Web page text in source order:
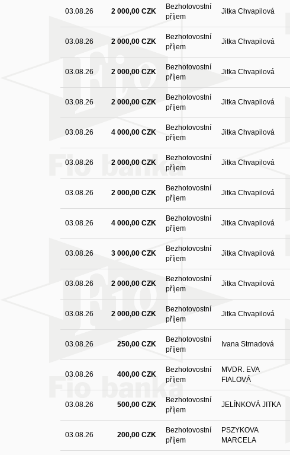
03.08.26 2 000,00 CZK
Bezhotovostní
příjem
Jitka Chvapilová
03.08.26 2 000,00 CZK
Bezhotovostní
příjem
Jitka Chvapilová
03.08.26 2 000,00 CZK
Bezhotovostní
příjem
Jitka Chvapilová
03.08.26 2 000,00 CZK
Bezhotovostní
příjem
Jitka Chvapilová
03.08.26 4 000,00 CZK
Bezhotovostní
příjem
Jitka Chvapilová
03.08.26 2 000,00 CZK
Bezhotovostní
příjem
Jitka Chvapilová
03.08.26 2 000,00 CZK
Bezhotovostní
příjem
Jitka Chvapilová
03.08.26 4 000,00 CZK
Bezhotovostní
příjem
Jitka Chvapilová
03.08.26 3 000,00 CZK
Bezhotovostní
příjem
Jitka Chvapilová
03.08.26 2 000,00 CZK
Bezhotovostní
příjem
Jitka Chvapilová
03.08.26 2 000,00 CZK
Bezhotovostní
příjem
Jitka Chvapilová
03.08.26 250,00 CZK
Bezhotovostní
příjem
Ivana Strnadová
03.08.26 400,00 CZK
Bezhotovostní
příjem
MVDR. EVA
FIALOVÁ
03.08.26 500,00 CZK
Bezhotovostní
příjem
JELÍNKOVÁ JITKA
03.08.26 200,00 CZK
Bezhotovostní
příjem
PSZYKOVA
MARCELA